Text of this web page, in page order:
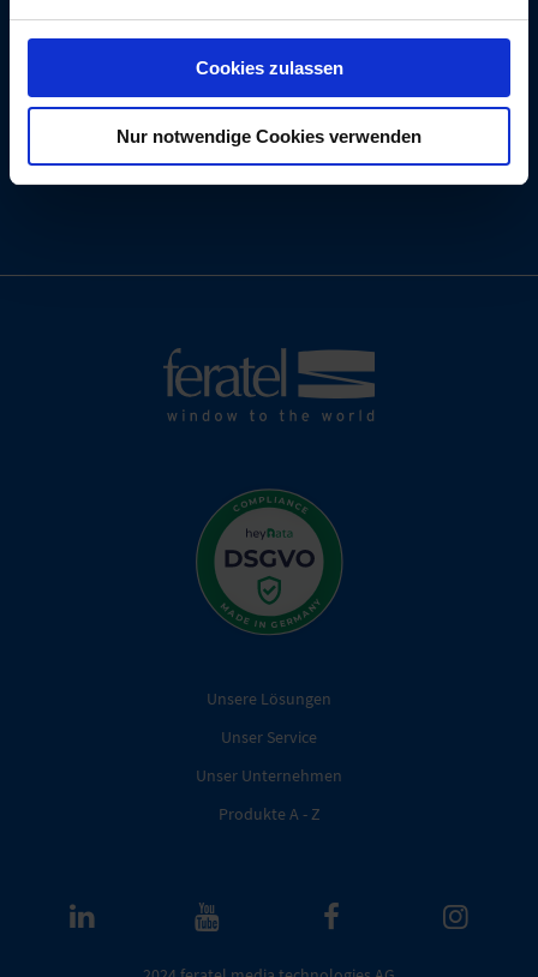
Cookies zulassen
Nur notwendige Cookies verwenden
Unsere Lösungen
Unser Service
Unser Unternehmen
Produkte A - Z